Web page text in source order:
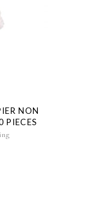
NON
PIECES